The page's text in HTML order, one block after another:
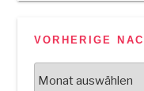
VORHERIGE